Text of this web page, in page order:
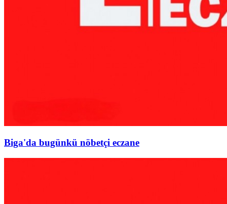
Biga'da bugünkü nöbetçi eczane